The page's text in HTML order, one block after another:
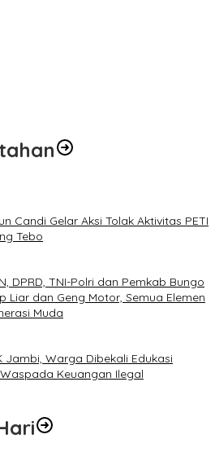
Candi Gelar Aksi Tolak Aktivitas PETI
Tebo
DPRD, TNI-Polri dan Pemkab Bungo
Liar dan Geng Motor, Semua Elemen
Muda
Jambi, Warga Dibekali Edukasi
Keuangan Ilegal